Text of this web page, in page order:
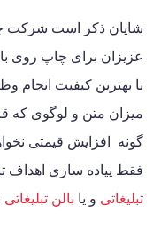
شایان ذکر است شرکت
عزیزان برای چاپ روی
با بهترین کیفیت انجام
میزان متن و لوگوی که
گونه افزایش قیمتی
فقط پیاده سازی اهداف
تبلیغاتی و یا بالن تبلیغاتی